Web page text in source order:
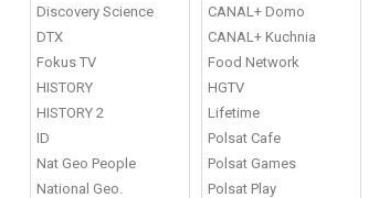
Discovery Science
DTX
Fokus TV
HISTORY
HISTORY 2
ID
Nat Geo People
National Geo.
CANAL+ Domo
CANAL+ Kuchnia
Food Network
HGTV
Lifetime
Polsat Cafe
Polsat Games
Polsat Play